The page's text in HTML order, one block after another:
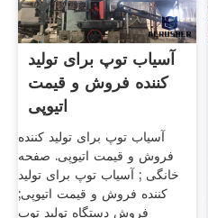
آسیاب توپ برای تولید
کننده فروش و قیمت
اتیوپی
آسیاب توپ برای تولید کننده
فروش و قیمت اتیوپی. صفحه
خانگی ; آسیاب توپ برای تولید
کننده فروش و قیمت اتیوپی;
فروش دستگاه تولید توپ